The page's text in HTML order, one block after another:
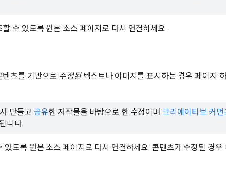
할 수 있도록 원본 소스 페이지로 다시 연결하세요.
텐츠를 기반으로 수정된텍스트나 이미지를 표시하는 경우 페이지
만들고 공유한 저작물을 바탕으로 한 수정이며 크리에이티브 커
니다.
있도록 원본 소스 페이지로 다시 연결하세요. 콘텐츠가 수정된 경우